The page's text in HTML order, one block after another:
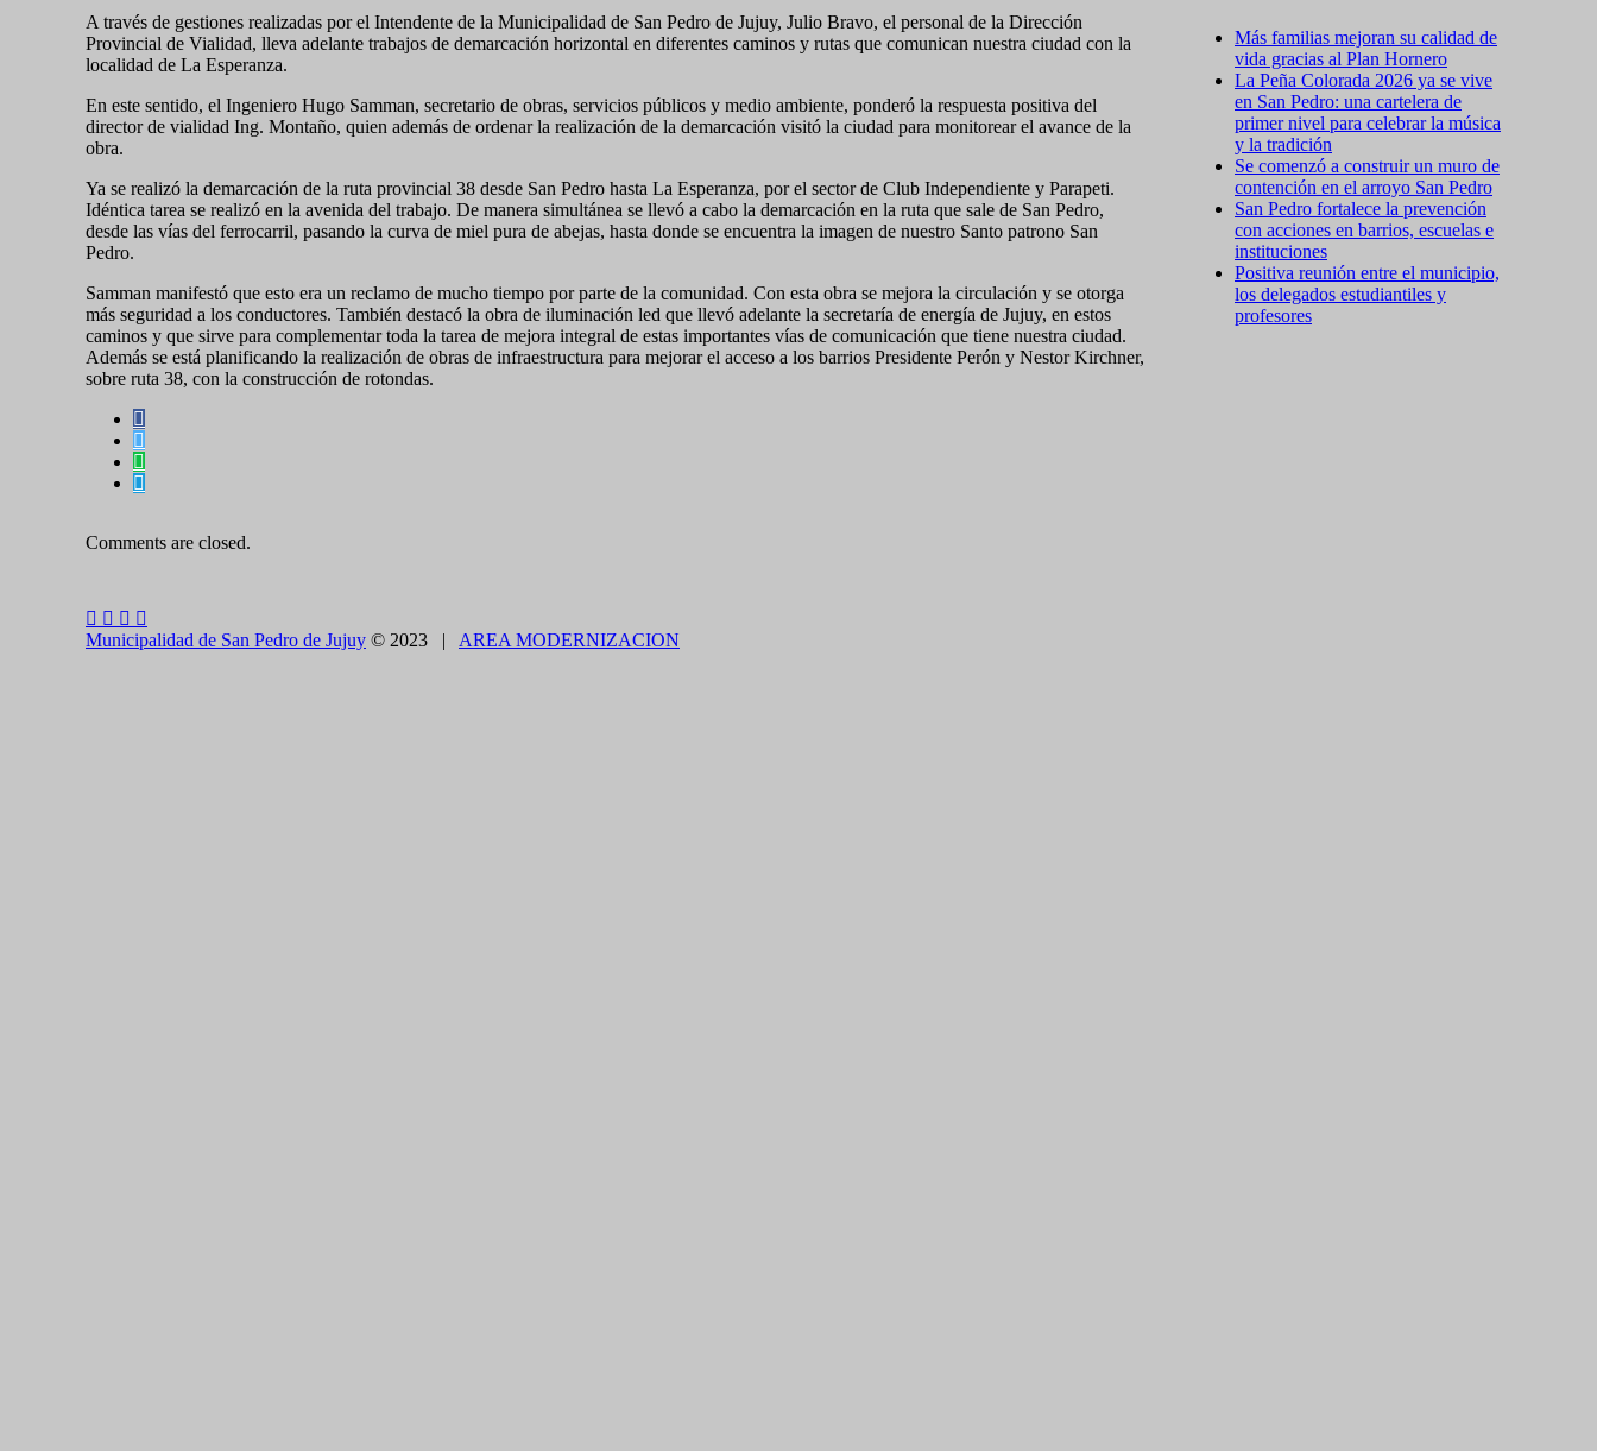
A través de gestiones realizadas por el Intendente de la Municipalidad de San Pedro de Jujuy, Julio Bravo, el personal de la Dirección
Provincial de Vialidad, lleva adelante trabajos de demarcación horizontal en diferentes caminos y rutas que comunican nuestra ciudad con la
localidad de La Esperanza.
En este sentido, el Ingeniero Hugo Samman, secretario de obras, servicios públicos y medio ambiente, ponderó la respuesta positiva del
director de vialidad Ing. Montaño, quien además de ordenar la realización de la demarcación visitó la ciudad para monitorear el avance de la
obra.
Ya se realizó la demarcación de la ruta provincial 38 desde San Pedro hasta La Esperanza, por el sector de Club Independiente y Parapeti.
Idéntica tarea se realizó en la avenida del trabajo. De manera simultánea se llevó a cabo la demarcación en la ruta que sale de San Pedro,
desde las vías del ferrocarril, pasando la curva de miel pura de abejas, hasta donde se encuentra la imagen de nuestro Santo patrono San
Pedro.
Samman manifestó que esto era un reclamo de mucho tiempo por parte de la comunidad. Con esta obra se mejora la circulación y se otorga
más seguridad a los conductores. También destacó la obra de iluminación led que llevó adelante la secretaría de energía de Jujuy, en estos
caminos y que sirve para complementar toda la tarea de mejora integral de estas importantes vías de comunicación que tiene nuestra ciudad.
Además se está planificando la realización de obras de infraestructura para mejorar el acceso a los barrios Presidente Perón y Nestor Kirchner,
sobre ruta 38, con la construcción de rotondas.
Comments are closed.
Más familias mejoran su calidad de
vida gracias al Plan Hornero
La Peña Colorada 2026 ya se vive
en San Pedro: una cartelera de
primer nivel para celebrar la música
y la tradición
Se comenzó a construir un muro de
contención en el arroyo San Pedro
San Pedro fortalece la prevención
con acciones en barrios, escuelas e
instituciones
Positiva reunión entre el municipio,
los delegados estudiantiles y
profesores
Municipalidad de San Pedro de Jujuy © 2023 | AREA MODERNIZACION